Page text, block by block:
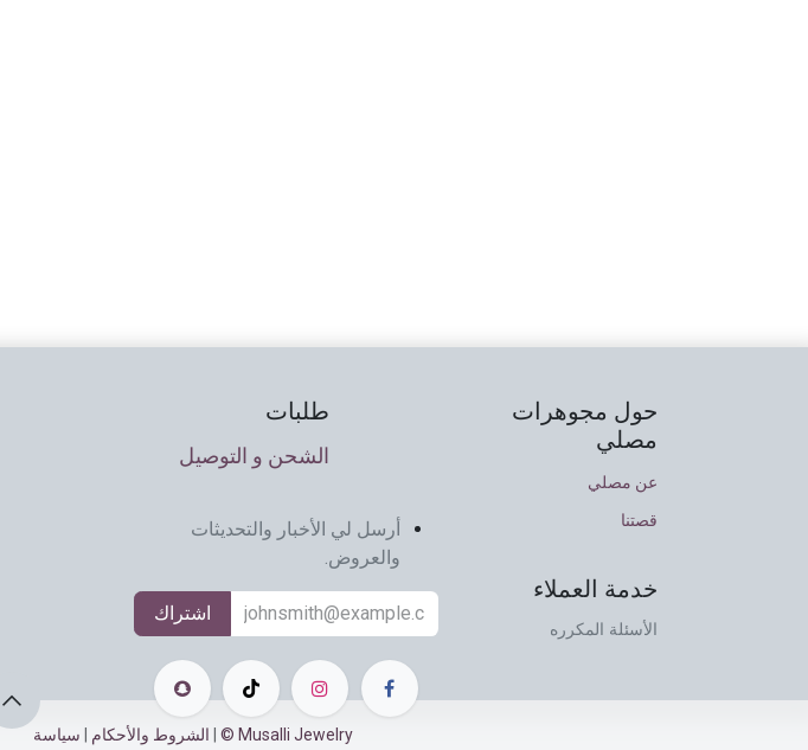
حول مجوهرات
مصلي
عن مصلي
قصتنا
طلبات
الشحن و التوصيل
خدمة العملاء
الأسئلة المكرره
أرسل لي الأخبار والتحديثات
والعروض.
اشتراك
الشروط والأحكام سياسة